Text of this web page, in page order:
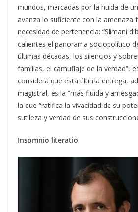
mundos, marcadas por la huida de
avanza lo suficiente con la amenaza
necesidad de pertenencia: “Slimani
calientes el panorama sociopolítico
últimas décadas, los silencios y
familias, el camuflaje de la verdad”,
considera que esta última entrega,
magistral, es la “más fluida y
la que “ratifica la vivacidad de su
sutileza y verdad de sus
Insomnio literatio